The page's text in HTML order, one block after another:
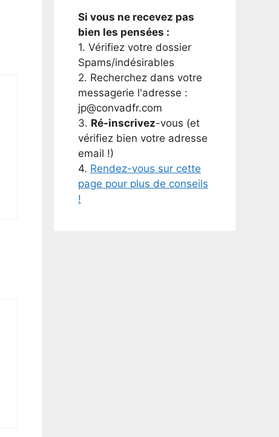
Si vous ne recevez pas
bien les pensées :
1. Vérifiez votre dossier
Spams/indésirables
2. Recherchez dans votre
messagerie l'adresse :
jp@convadfr.com
3. Ré-inscrivez-vous (et
vérifiez bien votre adresse
email !)
4. Rendez-vous sur cette
page pour plus de conseils
!